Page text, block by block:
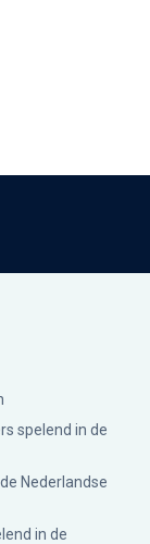
spelend in de
Nederlandse
in de